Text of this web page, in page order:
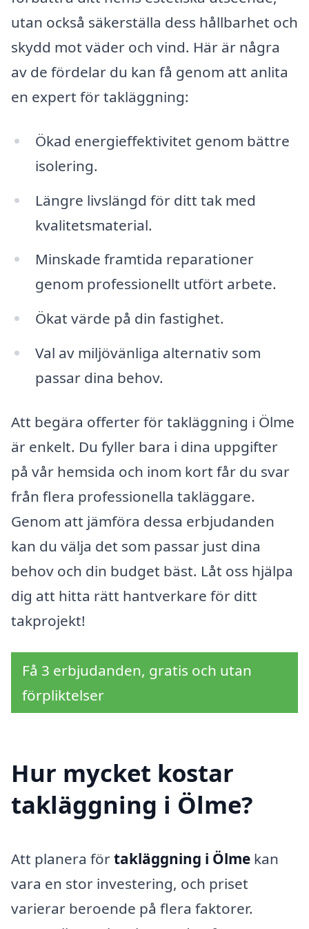
utan också säkerställa dess hållbarhet och
skydd mot väder och vind. Här är några
av de fördelar du kan få genom att anlita
en expert för takläggning:
Ökad energieffektivitet genom bättre
isolering.
Längre livslängd för ditt tak med
kvalitetsmaterial.
Minskade framtida reparationer
genom professionellt utfört arbete.
Ökat värde på din fastighet.
Val av miljövänliga alternativ som
passar dina behov.
Att begära offerter för takläggning i Ölme
är enkelt. Du fyller bara i dina uppgifter
på vår hemsida och inom kort får du svar
från flera professionella takläggare.
Genom att jämföra dessa erbjudanden
kan du välja det som passar just dina
behov och din budget bäst. Låt oss hjälpa
dig att hitta rätt hantverkare för ditt
takprojekt!
Få 3 erbjudanden, gratis och utan
förpliktelser
Hur mycket kostar
takläggning i Ölme?
Att planera förtakläggning i Ölme kan
vara en stor investering, och priset
varierar beroende på flera faktorer.